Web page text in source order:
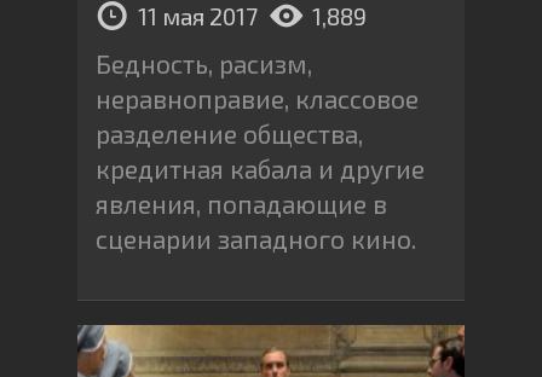
11 мая 2017 1,889
Бедность, расизм,
неравноправие, классовое
разделение общества,
кредитная кабала и другие
явления, попадающие в
сценарии западного кино.